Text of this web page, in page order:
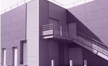
NEMOVITOSTÍ
SPONZORUJEME
NÁŠ ČASOPIS